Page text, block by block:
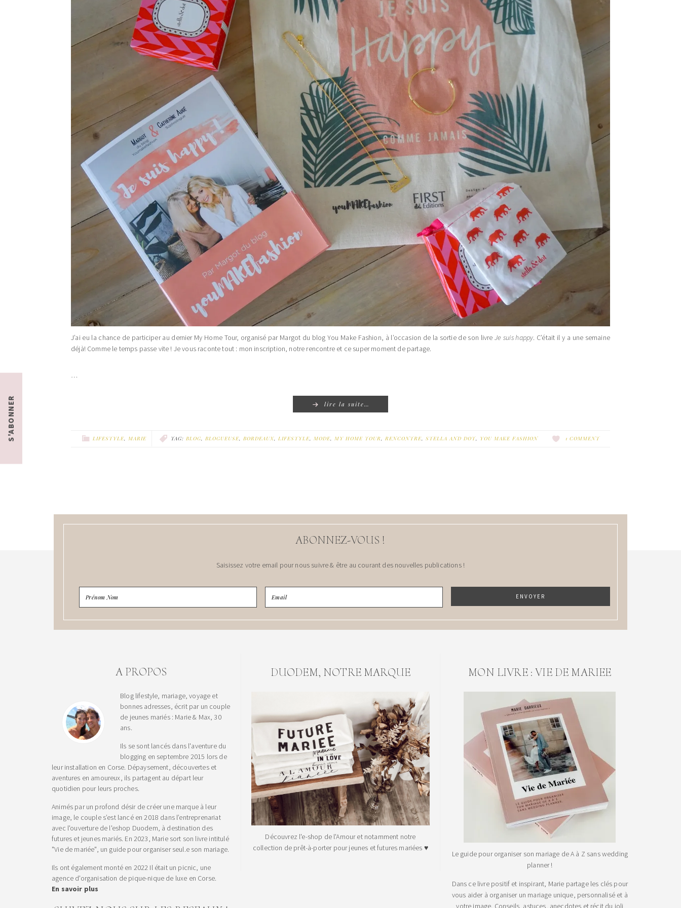
J’ai eu la chance de participer au dernier My Home Tour, organisé par Margot du blog You Make Fashion, à l’occasion de la sortie de son livreJe suis happy. C’était il y a une semaine
déjà! Comme le temps passe vite ! Je vous raconte tout : mon inscription, notre rencontre et ce super moment de partage.
…
lire la suite…
LIFESTYLE, MARIE TAG: BLOG, BLOGUEUSE, BORDEAUX, LIFESTYLE, MODE, MY HOME TOUR, RENCONTRE, STELLA AND DOT, YOU MAKE FASHION 1 COMMENT
ABONNEZ-VOUS !
Saisissez votre email pour nous suivre & être au courant des nouvelles publications !
A PROPOS
Blog lifestyle, mariage, voyage et
bonnes adresses, écrit par un couple
de jeunes mariés : Marie & Max, 30
ans.
Ils se sont lancés dans l'aventure du
blogging en septembre 2015 lors de
leur installation en Corse. Dépaysement, découvertes et
aventures en amoureux, ils partagent au départ leur
quotidien pour leurs proches.
Animés par un profond désir de créer une marque à leur
image, le couple s’est lancé en 2018 dans l’entreprenariat
avec l'ouverture de l'eshop Duodem, à destination des
futures et jeunes mariés. En 2023, Marie sort son livre intitulé
"Vie de mariée", un guide pour organiser seul.e son mariage.
Ils ont également monté en 2022 Il était un picnic, une
agence d'organisation de pique-nique de luxe en Corse.
En savoir plus
DUODEM, NOTRE MARQUE
Découvrez l'e-shop de l'Amour et notamment notre
collection de prêt-à-porter pour jeunes et futures mariées ♥
MON LIVRE : VIE DE MARIEE
Le guide pour organiser son mariage de A à Z sans wedding
planner !
Dans ce livre positif et inspirant, Marie partage les clés pour
vous aider à organiser un mariage unique, personnalisé et à
votre image. Conseils, astuces, anecdotes et récit du joli
S'ABONNER